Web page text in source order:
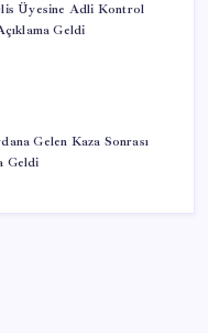
Üyesine Adli Kontrol
Geldi
Gelen Kaza Sonrası
Geldi